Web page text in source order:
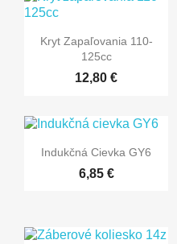
 Rýchly náhľad
Kryt Zapaľovania 110-
125cc
12,80 €
Rýchly náhľad
Indukčná Cievka GY6
6,85 €